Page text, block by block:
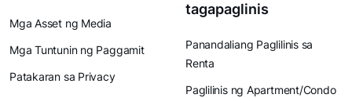
Mga Asset ng Media
Mga Tuntunin ng Paggamit
Patakaran sa Privacy
tagapaglinis
Panandaliang Paglilinis sa
Renta
Paglilinis ng Apartment/Condo